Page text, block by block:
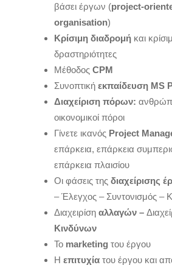
βάσει έργων (project-
organisation)
Κρίσιμη διαδρομή και
δραστηριότητες
Μέθοδος CPM
Συνοπτική εκπαίδευση MS
Διαχείριση πόρων:
οικονομικοί πόροι
Γίνετε ικανός Project
επάρκεια, επάρκεια
επάρκεια πλαισίου
Οι φάσεις της διαχείρισης
– Έλεγχος – Συντονισμός –
Διαχειρίση αλλαγών –
Κινδύνων
Το marketing του έργου
Η επιτυχία του έργου και